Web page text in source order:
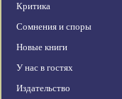
Критика
Сомнения и споры
Новые книги
У нас в гостях
Издательство